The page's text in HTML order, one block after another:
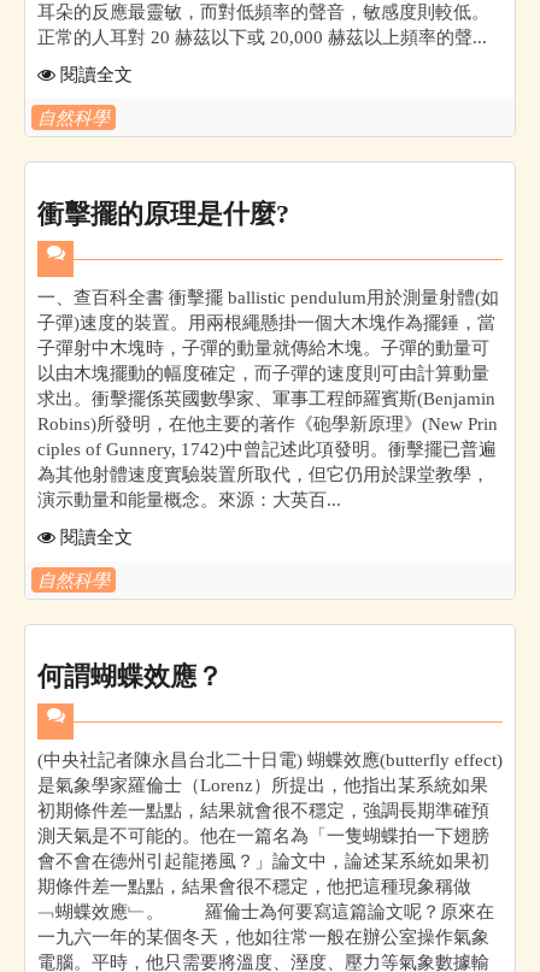
耳朵的反應最靈敏，而對低頻率的聲音，敏感度則較低。
正常的人耳對 20 赫茲以下或 20,000 赫茲以上頻率的聲...
閱讀全文
自然科學
衝擊擺的原理是什麼?
一、查百科全書 衝擊擺 ballistic pendulum用於測量射體(如
子彈)速度的裝置。用兩根繩懸掛一個大木塊作為擺錘，當
子彈射中木塊時，子彈的動量就傳給木塊。子彈的動量可
以由木塊擺動的幅度確定，而子彈的速度則可由計算動量
求出。衝擊擺係英國數學家、軍事工程師羅賓斯(Benjamin
Robins)所發明，在他主要的著作《砲學新原理》(New Prin
ciples of Gunnery, 1742)中曾記述此項發明。衝擊擺已普遍
為其他射體速度實驗裝置所取代，但它仍用於課堂教學，
演示動量和能量概念。來源：大英百...
閱讀全文
自然科學
何謂蝴蝶效應？
(中央社記者陳永昌台北二十日電) 蝴蝶效應(butterfly effect)
是氣象學家羅倫士（Lorenz）所提出，他指出某系統如果
初期條件差一點點，結果就會很不穩定，強調長期準確預
測天氣是不可能的。他在一篇名為「一隻蝴蝶拍一下翅膀
會不會在德州引起龍捲風？」論文中，論述某系統如果初
期條件差一點點，結果會很不穩定，他把這種現象稱做
﹁蝴蝶效應﹂。 羅倫士為何要寫這篇論文呢？原來在
一九六一年的某個冬天，他如往常一般在辦公室操作氣象
電腦。平時，他只需要將溫度、溼度、壓力等氣象數據輸